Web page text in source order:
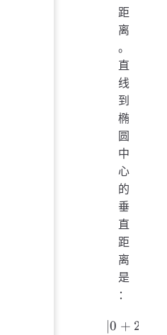
距
离
。
直
线
到
椭
圆
中
心
的
垂
直
距
离
是
：
∣0 + 2